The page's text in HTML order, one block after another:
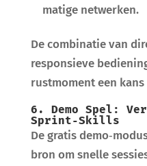
matige netwerken.
De combinatie van
responsieve
rustmoment een
6. Demo Spel:
Sprint‑Skills
De gratis
bron om snelle